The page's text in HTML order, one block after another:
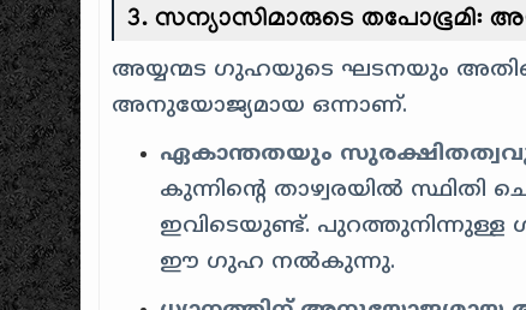
3. സന്യാസിമാരുടെ തപോഭൂമി:
അയ്യന്മട ഗുഹയുടെ ഘടനയും
അനുയോജ്യമായ ഒന്നാണ്.
ഏകാന്തതയും
കുന്നിന്റെ താഴ്വരയിൽ
ഇവിടെയുണ്ട്. പുറത്തുനിന്നുള്ള
ഈ ഗുഹ നൽകുന്നു.